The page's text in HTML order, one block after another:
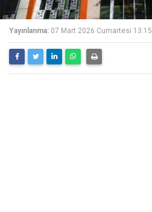
Yayınlanma: 07 Mart 2026 Cumartesi 13:15